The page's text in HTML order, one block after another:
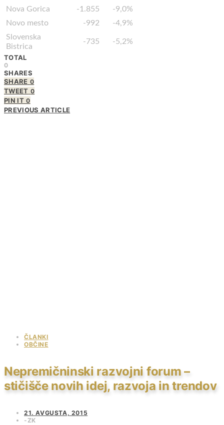
Nova Gorica
-1.855
-9,0%
Novo mesto
-992
-4,9%
Slovenska
Bistrica
-735
-5,2%
TOTAL
0
SHARES
SHARE 0
TWEET 0
PIN IT 0
PREVIOUS ARTICLE
ČLANKI
OBČINE
Nepremičninski razvojni forum –
stičišče novih idej, razvoja in trendov
21. AVGUSTA, 2015
ZK